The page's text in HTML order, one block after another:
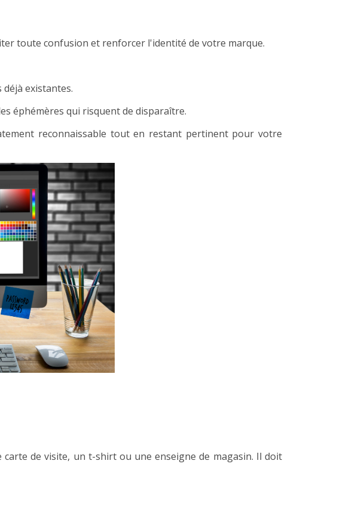
toute confusion et renforcer l'identité de votre marque.
existantes.
éphémères qui risquent de disparaître.
reconnaissable tout en restant pertinent pour votre
de visite, un t-shirt ou une enseigne de magasin. Il doit